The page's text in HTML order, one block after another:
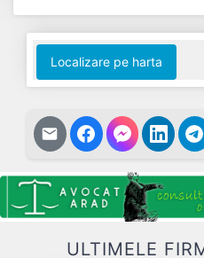
End of interactive chart.
Localizare pe harta
ULTIMELE